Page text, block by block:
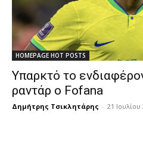
HOMEPAGE HOT POSTS
Υπαρκτό το
ραντάρ ο Fofana
Δημήτρης Τσικλητάρης - 21 Ιουλίου